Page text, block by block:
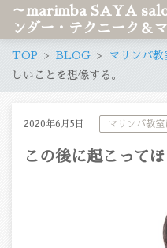
～marimba SAYA
ンダー・テクニーク＆
TOP BLOG マリンバ教
しいことを想像する。
2020年6月5日 マリンバ教室
この後に起こって